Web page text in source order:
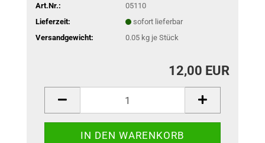
Art.Nr.:
05110
Lieferzeit:
sofort lieferbar
Versandgewicht:
0.05kg je Stück
12,00 EUR